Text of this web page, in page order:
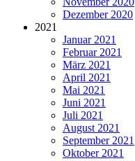
Dezember 2020
2021
Januar 2021
Februar 2021
März 2021
April 2021
Mai 2021
Juni 2021
Juli 2021
August 2021
September 2021
Oktober 2021